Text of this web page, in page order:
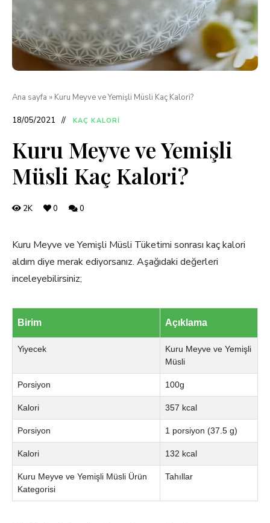
Ana sayfa » Kuru Meyve ve Yemişli Müsli Kaç Kalori?
18/05/2021 KAÇ KALORI
Kuru Meyve ve Yemişli
Müsli Kaç Kalori?
2K 0 0
Kuru Meyve ve Yemişli Müsli Tüketimi sonrası kaç kalori
aldım diye merak ediyorsanız. Aşağıdaki değerleri
inceleyebilirsiniz;
Birim Açıklama
Yiyecek
Kuru Meyve ve Yemişli
Müsli
Porsiyon 100g
Kalori 357 kcal
Porsiyon 1 porsiyon (37.5 g)
Kalori 132 kcal
Kuru Meyve ve Yemişli Müsli Ürün
Kategorisi
Tahıllar